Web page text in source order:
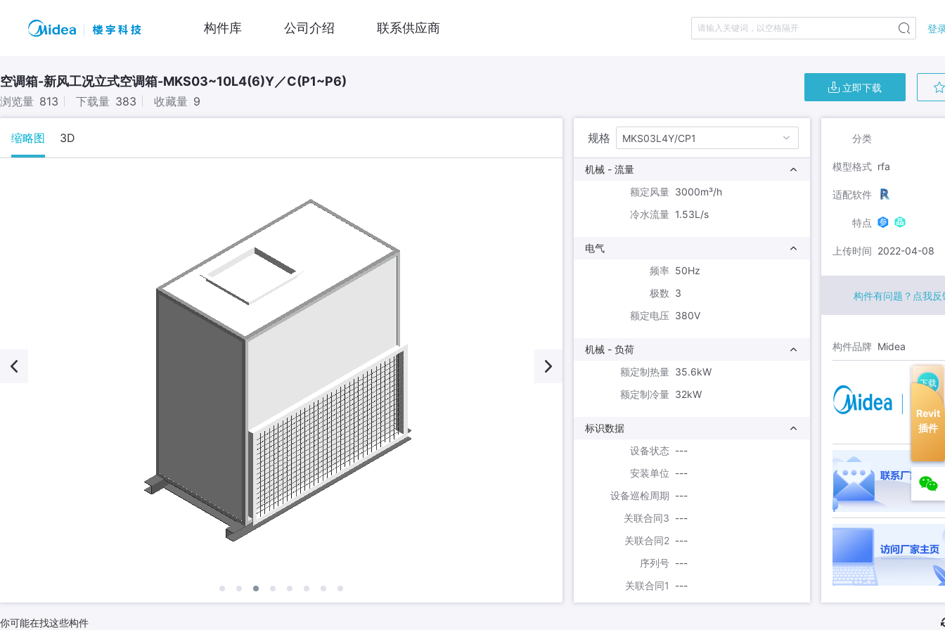
构件库 公司介绍 联系供应商 请输入关键词，以空格隔开 登
空调箱-新风工况立式空调箱-MKS03~10L4(6)Y／C(P1~P6)
浏览量 813 下载量 383 收藏量 9
立即下载
缩略图 3D 规格 MKS03L4Y/CP1
机械 - 流量
额定风量 3000m³/h
冷水流量 1.53L/s
电气
频率 50Hz
极数 3
额定电压 380V
机械 - 负荷
额定制热量 35.6kW
额定制冷量 32kW
标识数据
设备状态 ---
安装单位 ---
设备巡检周期 ---
关联合同3 ---
关联合同2 ---
序列号 ---
关联合同1
---
分类
模型格式 rfa
适配软件
特点
上传时间 2022-04-08
构件有问题？点我反
构件品牌 Midea
你可能在找这些构件
下载
Revit
插件